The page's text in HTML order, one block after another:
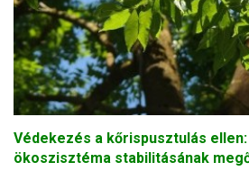
Védekezés a kőrispusztulás
ökoszisztéma stabilitásának